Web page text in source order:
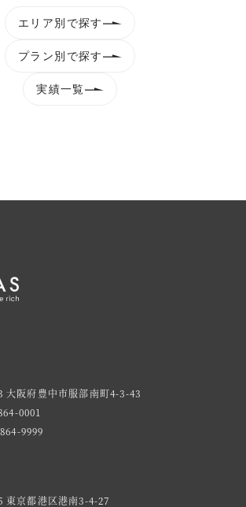
エリア別で探す
プラン別で探す
実績一覧
大阪府豊中市服部南町4-3-43
0001
9999
東京都港区港南3-4-27